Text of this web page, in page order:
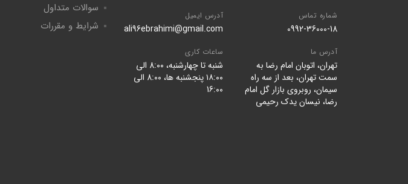
شماره تماس
0992-36000-18
آدرس ایمیل
ali96ebrahimi@gmail.com
آدرس ما
تهران، اتوبان امام رضا به
سمت تهران، بعد از سه راه
سیمان، روبروی بازار گل امام
رضا، نیسان یدک رحیمی
ساعات کاری
شنبه تا چهارشنبه، 8:۰۰ الی
۱۸:۰۰ پنجشنبه ها، 8:۰۰ الی
16:۰۰
سوالات متداول
شرایط و مقررات